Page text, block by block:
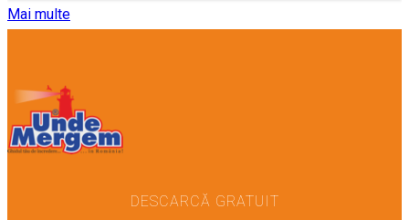
Mai multe
DESCARCĂ GRATUIT